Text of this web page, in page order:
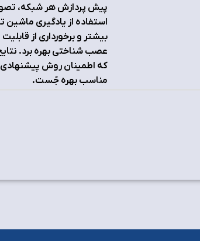
پيش پردازش هر شبکه،
استفاده از يادگيري
بيشتر و برخورداري از
مناسب بهره جُست.